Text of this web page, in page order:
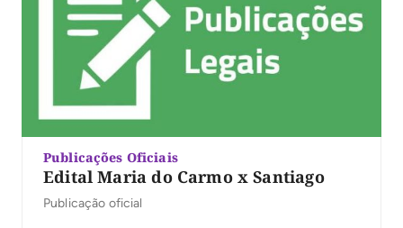
Publicações Oficiais
Edital Maria do Carmo x Santiago
Publicação oficial